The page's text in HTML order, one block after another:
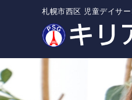
札幌市西区 児童デイサー